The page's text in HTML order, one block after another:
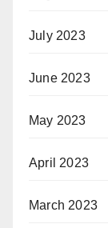
July 2023
June 2023
May 2023
April 2023
March 2023